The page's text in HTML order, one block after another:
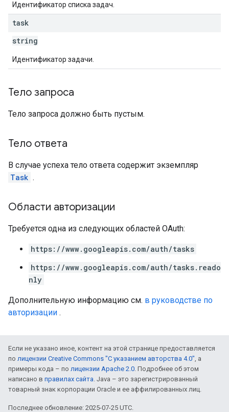
Идентификатор списка задач.
task
string
Идентификатор задачи.
Тело запроса
Тело запроса должно быть пустым.
Тело ответа
В случае успеха тело ответа содержит экземпляр
Task .
Области авторизации
Требуется одна из следующих областей OAuth:
https://www.googleapis.com/auth/tasks
https://www.googleapis.com/auth/tasks.reado
nly
Дополнительную информацию см. в руководстве по
авторизации .
Если не указано иное, контент на этой странице предоставляется
по лицензии Creative Commons "С указанием авторства 4.0", а
примеры кода – по лицензии Apache 2.0. Подробнее об этом
написано в правилах сайта. Java – это зарегистрированный
товарный знак корпорации Oracle и ее аффилированных лиц.
Последнее обновление: 2025-07-25 UTC.